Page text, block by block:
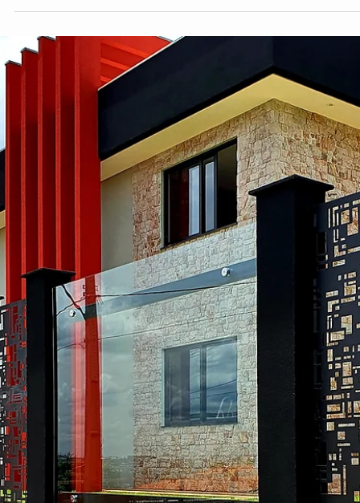
hsprecisao
10 de nov. de 2021
2 min de leitura